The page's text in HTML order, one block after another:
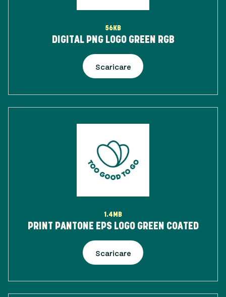
56KB
DIGITAL PNG LOGO GREEN RGB
Scaricare
1.4MB
PRINT PANTONE EPS LOGO GREEN COATED
Scaricare